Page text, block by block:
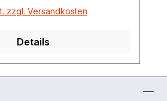
zzgl. Versandkosten
Details